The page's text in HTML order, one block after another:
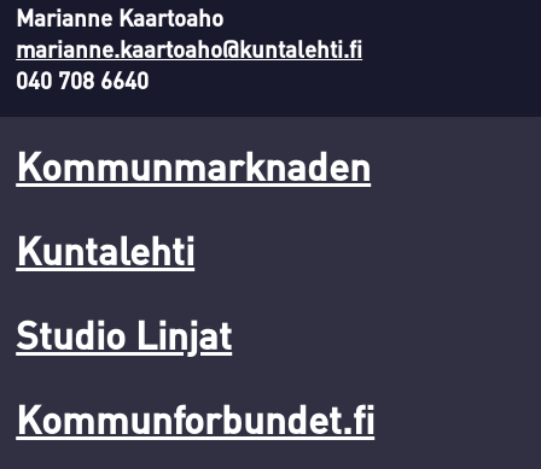
Marianne Kaartoaho
marianne.kaartoaho@kuntalehti.fi
040 708 6640
Kommunmarknaden
Kuntalehti
Studio Linjat
Kommunforbundet.fi